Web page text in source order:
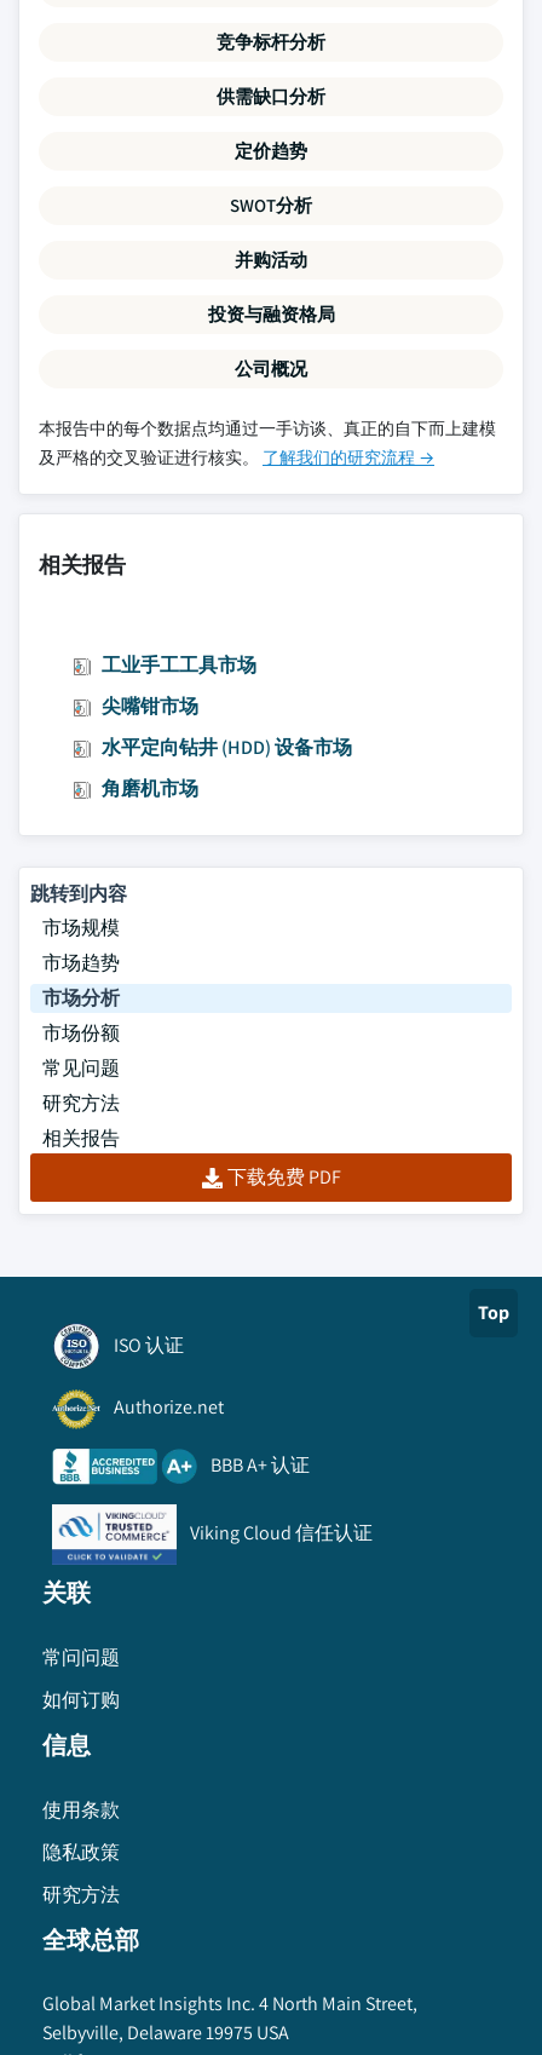
竞争标杆分析
供需缺口分析
定价趋势
SWOT分析
并购活动
投资与融资格局
公司概况
本报告中的每个数据点均通过一手访谈、真正的自下而上建模
及严格的交叉验证进行核实。 了解我们的研究流程 →
相关报告
工业手工工具市场
尖嘴钳市场
水平定向钻井 (HDD) 设备市场
角磨机市场
跳转到内容
市场规模
市场趋势
市场分析
市场份额
常见问题
研究方法
相关报告
下载免费 PDF
Top
ISO 认证
Authorize.net
BBB A+ 认证
Viking Cloud 信任认证
关联
常问问题
如何订购
信息
使用条款
隐私政策
研究方法
全球总部
Global Market Insights Inc. 4 North Main Street,
Selbyville, Delaware 19975 USA